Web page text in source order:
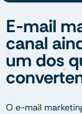
E-mail
canal
um dos
O e-mail